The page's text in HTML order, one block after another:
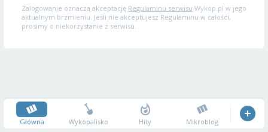
Zalogowanie oznacza akceptację Regulaminu serwisu Wykop.pl w jego
aktualnym brzmieniu. Jeśli nie akceptujesz Regulaminu w całości,
prosimy o niekorzystanie z serwisu.
Główna Wykopalisko Hity Mikroblog